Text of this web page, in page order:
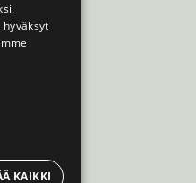
FINNISH
SWEDISH
KAIKKI